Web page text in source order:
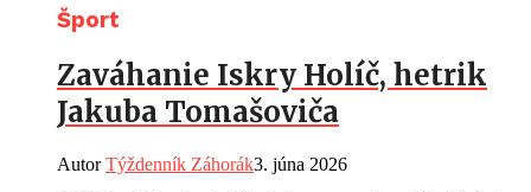
Šport
Zaváhanie Iskry Holíč, hetrik
Jakuba Tomašoviča
AutorTýždenník Záhorák3. júna 2026